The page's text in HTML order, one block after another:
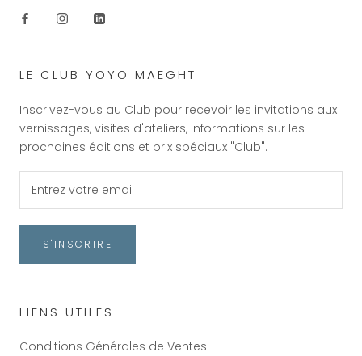
LE CLUB YOYO MAEGHT
Inscrivez-vous au Club pour recevoir les invitations aux
vernissages, visites d'ateliers, informations sur les
prochaines éditions et prix spéciaux "Club".
S'INSCRIRE
LIENS UTILES
Conditions Générales de Ventes